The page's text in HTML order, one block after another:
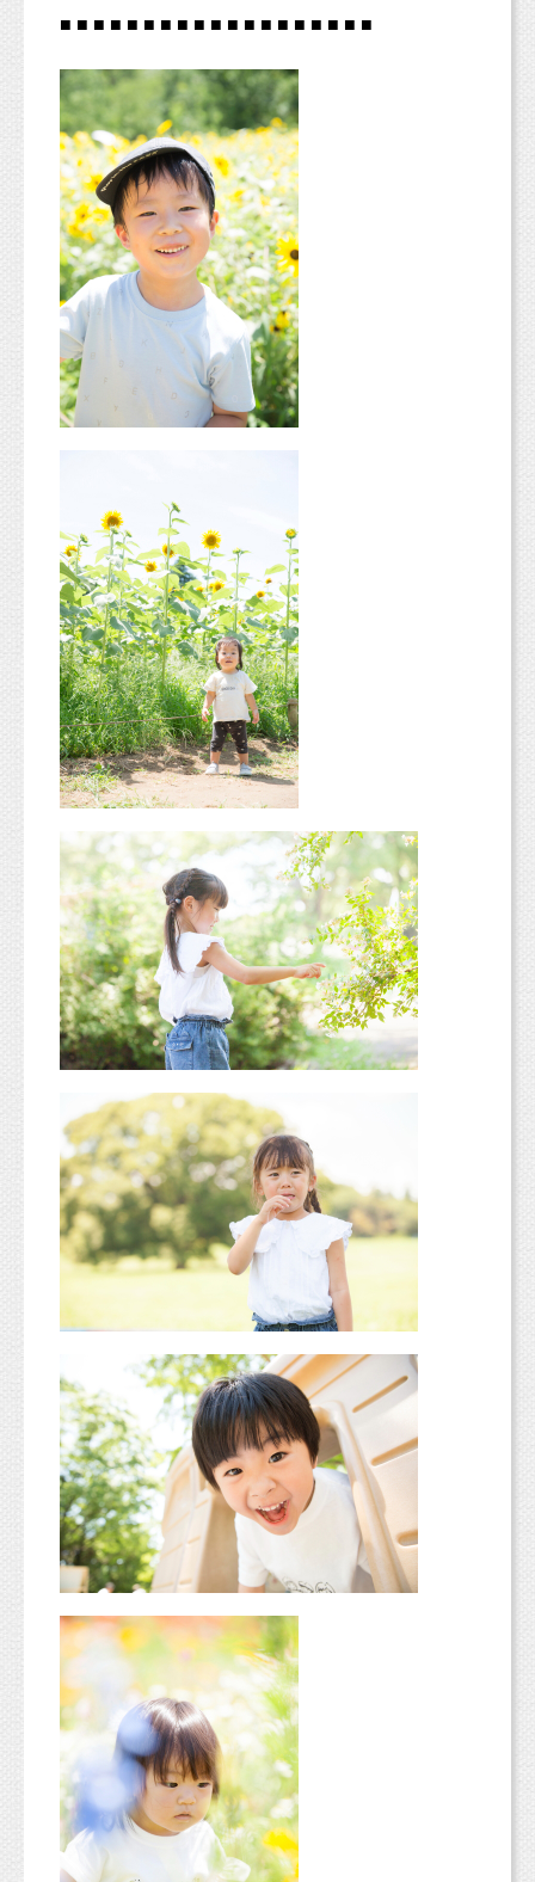
■ ■ ■ ■ ■ ■ ■ ■ ■ ■ ■ ■ ■ ■ ■ ■ ■ ■ ■